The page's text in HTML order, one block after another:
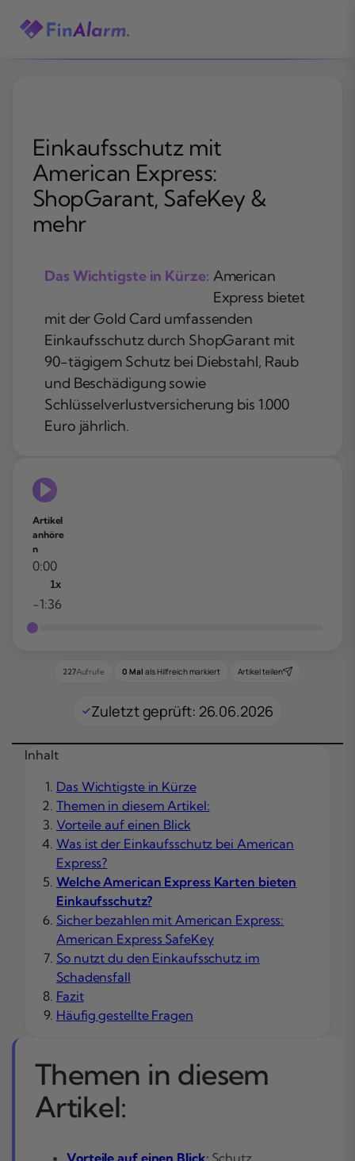
Inhalt
Einkaufsschutz mit
American Express:
ShopGarant, SafeKey &
mehr
Das Wichtigste in Kürze: American
Express bietet
mit der Gold Card umfassenden
Einkaufsschutz durch ShopGarant mit
90-tägigem Schutz bei Diebstahl, Raub
und Beschädigung sowie
Schlüsselverlustversicherung bis 1.000
Euro jährlich.
Artikel
anhöre
n
0:00
1x
-1:36
227Aufrufe 0 Mal als Hilfreich markiert Artikel teilen
Zuletzt geprüft: 26.06.2026
Inhalt
Das Wichtigste in Kürze
Themen in diesem Artikel:
Vorteile auf einen Blick
Was ist der Einkaufsschutz bei American
Express?
Welche American Express Karten bieten
Einkaufsschutz?
Sicher bezahlen mit American Express:
American Express SafeKey
So nutzt du den Einkaufsschutz im
Schadensfall
Fazit
Häufig gestellte Fragen
Themen in diesem
Artikel:
Vorteile auf einen Blick: Schutz,